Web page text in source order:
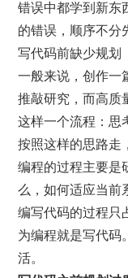
错误中都学到新东
的错误，顺序不分
写代码前缺少规划
一般来说，创作一
推敲研究，而高质
这样一个流程：思
按照这样的思路走
编程的过程主要是
么，如何适应当前
编写代码的过程只
为编程就是写代码
活。